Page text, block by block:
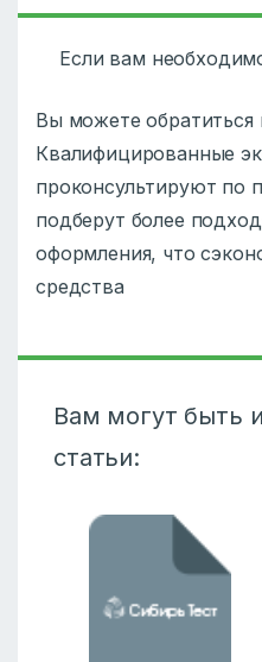
Если вам
Вы можете
Квалифицированные
проконсультируют по
подберут более
оформления, что
средства
Вам могут быть
статьи: